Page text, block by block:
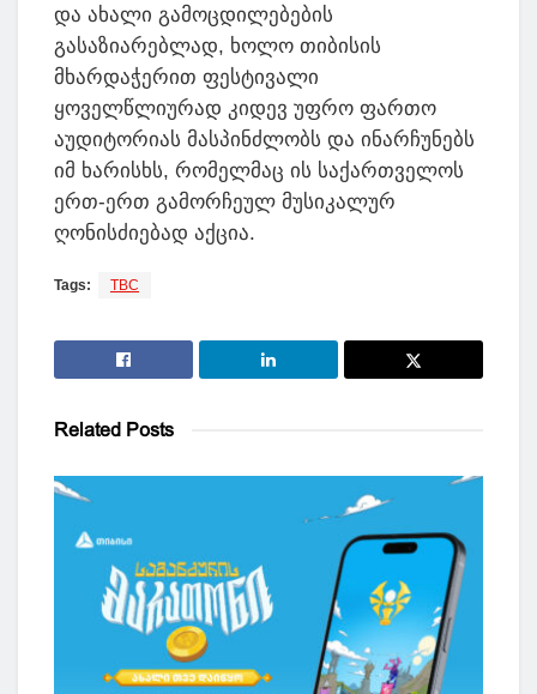
და ახალი გამოცდილებების
გასაზიარებლად, ხოლო თიბისის
მხარდაჭერით ფესტივალი
ყოველწლიურად კიდევ უფრო ფართო
აუდიტორიას მასპინძლობს და ინარჩუნებს
იმ ხარისხს, რომელმაც ის საქართველოს
ერთ-ერთ გამორჩეულ მუსიკალურ
ღონისძიებად აქცია.
Tags: TBC
Related Posts